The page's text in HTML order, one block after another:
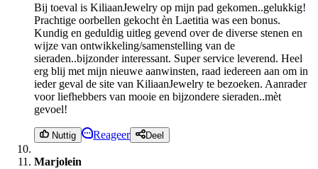
Bij toeval is KiliaanJewelry op mijn pad gekomen..gelukkig!
Prachtige oorbellen gekocht èn Laetitia was een bonus.
Kundig en geduldig uitleg gevend over de diverse stenen en
wijze van ontwikkeling/samenstelling van de
sieraden..bijzonder interessant. Super service leverend. Heel
erg blij met mijn nieuwe aanwinsten, raad iedereen aan om in
ieder geval de site van KiliaanJewelry te bezoeken. Aanrader
voor liefhebbers van mooie en bijzondere sieraden..mèt
gevoel!
Nuttig Reageer Deel
Marjolein